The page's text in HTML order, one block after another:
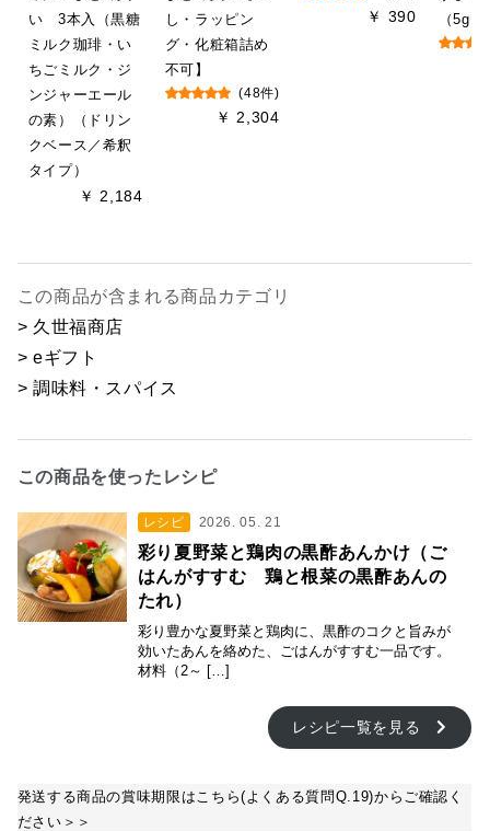
い 3本入（黒糖
ミルク珈琲・い
ちごミルク・ジ
ンジャーエール
の素）（ドリン
クベース／希釈
タイプ）
￥ 2,184
し・ラッピン
グ・化粧箱詰め
不可】
(48件)
￥ 2,304
￥ 390
（5g）
この商品が含まれる商品カテゴリ
> 久世福商店
> eギフト
> 調味料・スパイス
この商品を使ったレシピ
レシピ 2026. 05. 21
彩り夏野菜と鶏肉の黒酢あんかけ（ご
はんがすすむ 鶏と根菜の黒酢あんの
たれ）
彩り豊かな夏野菜と鶏肉に、黒酢のコクと旨みが
効いたあんを絡めた、ごはんがすすむ一品です。
材料（2～ […]
レシピ一覧を見る
発送する商品の賞味期限はこちら(よくある質問Q.19)からご確認く
ださい＞＞